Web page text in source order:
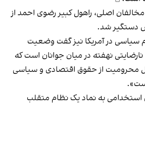
اصلی، راهول کبیر رضوی احمد از
دستگیر شد.
سیاسی در آمریکا نیز گفت وضعیت
نهفته در میان جوانان است که
محرومیت از حقوق اقتصادی و سیاسی
استخدامی به نماد یک نظام متقلب